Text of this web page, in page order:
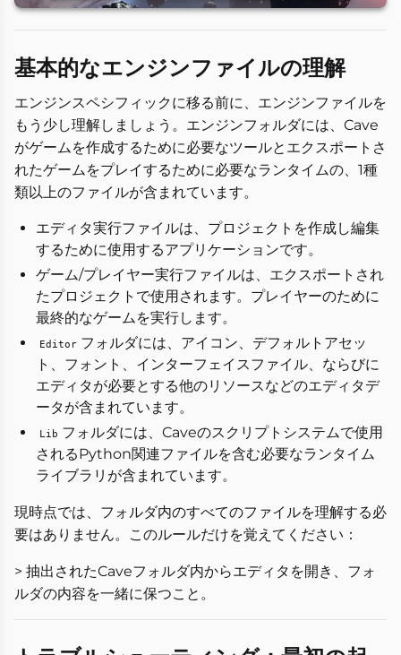
基本的なエンジンファイルの理解
エンジンスペシフィックに移る前に、エンジンファイルを
もう少し理解しましょう。エンジンフォルダには、Cave
がゲームを作成するために必要なツールとエクスポートさ
れたゲームをプレイするために必要なランタイムの、1種
類以上のファイルが含まれています。
エディタ実行ファイルは、プロジェクトを作成し編集
するために使用するアプリケーションです。
ゲーム/プレイヤー実行ファイルは、エクスポートされ
たプロジェクトで使用されます。プレイヤーのために
最終的なゲームを実行します。
Editor フォルダには、アイコン、デフォルトアセッ
ト、フォント、インターフェイスファイル、ならびに
エディタが必要とする他のリソースなどのエディタデ
ータが含まれています。
Lib フォルダには、Caveのスクリプトシステムで使用
されるPython関連ファイルを含む必要なランタイム
ライブラリが含まれています。
現時点では、フォルダ内のすべてのファイルを理解する必
要はありません。このルールだけを覚えてください：
> 抽出されたCaveフォルダ内からエディタを開き、フォ
ルダの内容を一緒に保つこと。